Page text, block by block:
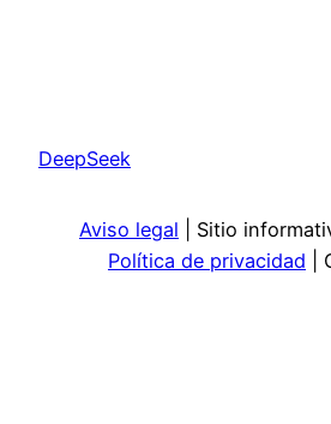
DeepSeek
Aviso legal | Sitio
Política de privacidad |